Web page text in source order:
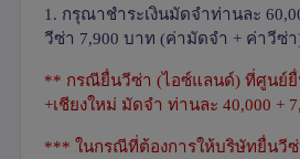
1. กรุณาชำระเงินมัดจำท่านละ
วีซ่า 7,900 บาท (ค่ามัดจำ + ค่าวีซ่
** กรณียื่นวีซ่า (ไอซ์แลนด์) ที่ศูนย์ยื่
+เชียงใหม่ มัดจำ ท่านละ 40,000 +
*** ในกรณีที่ต้องการให้บริษัทยื่นวี